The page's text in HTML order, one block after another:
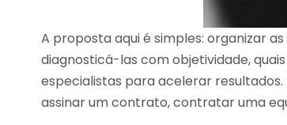
A proposta aqui é simples: organizar
diagnosticá-las com objetividade,
especialistas para acelerar
assinar um contrato, contratar uma